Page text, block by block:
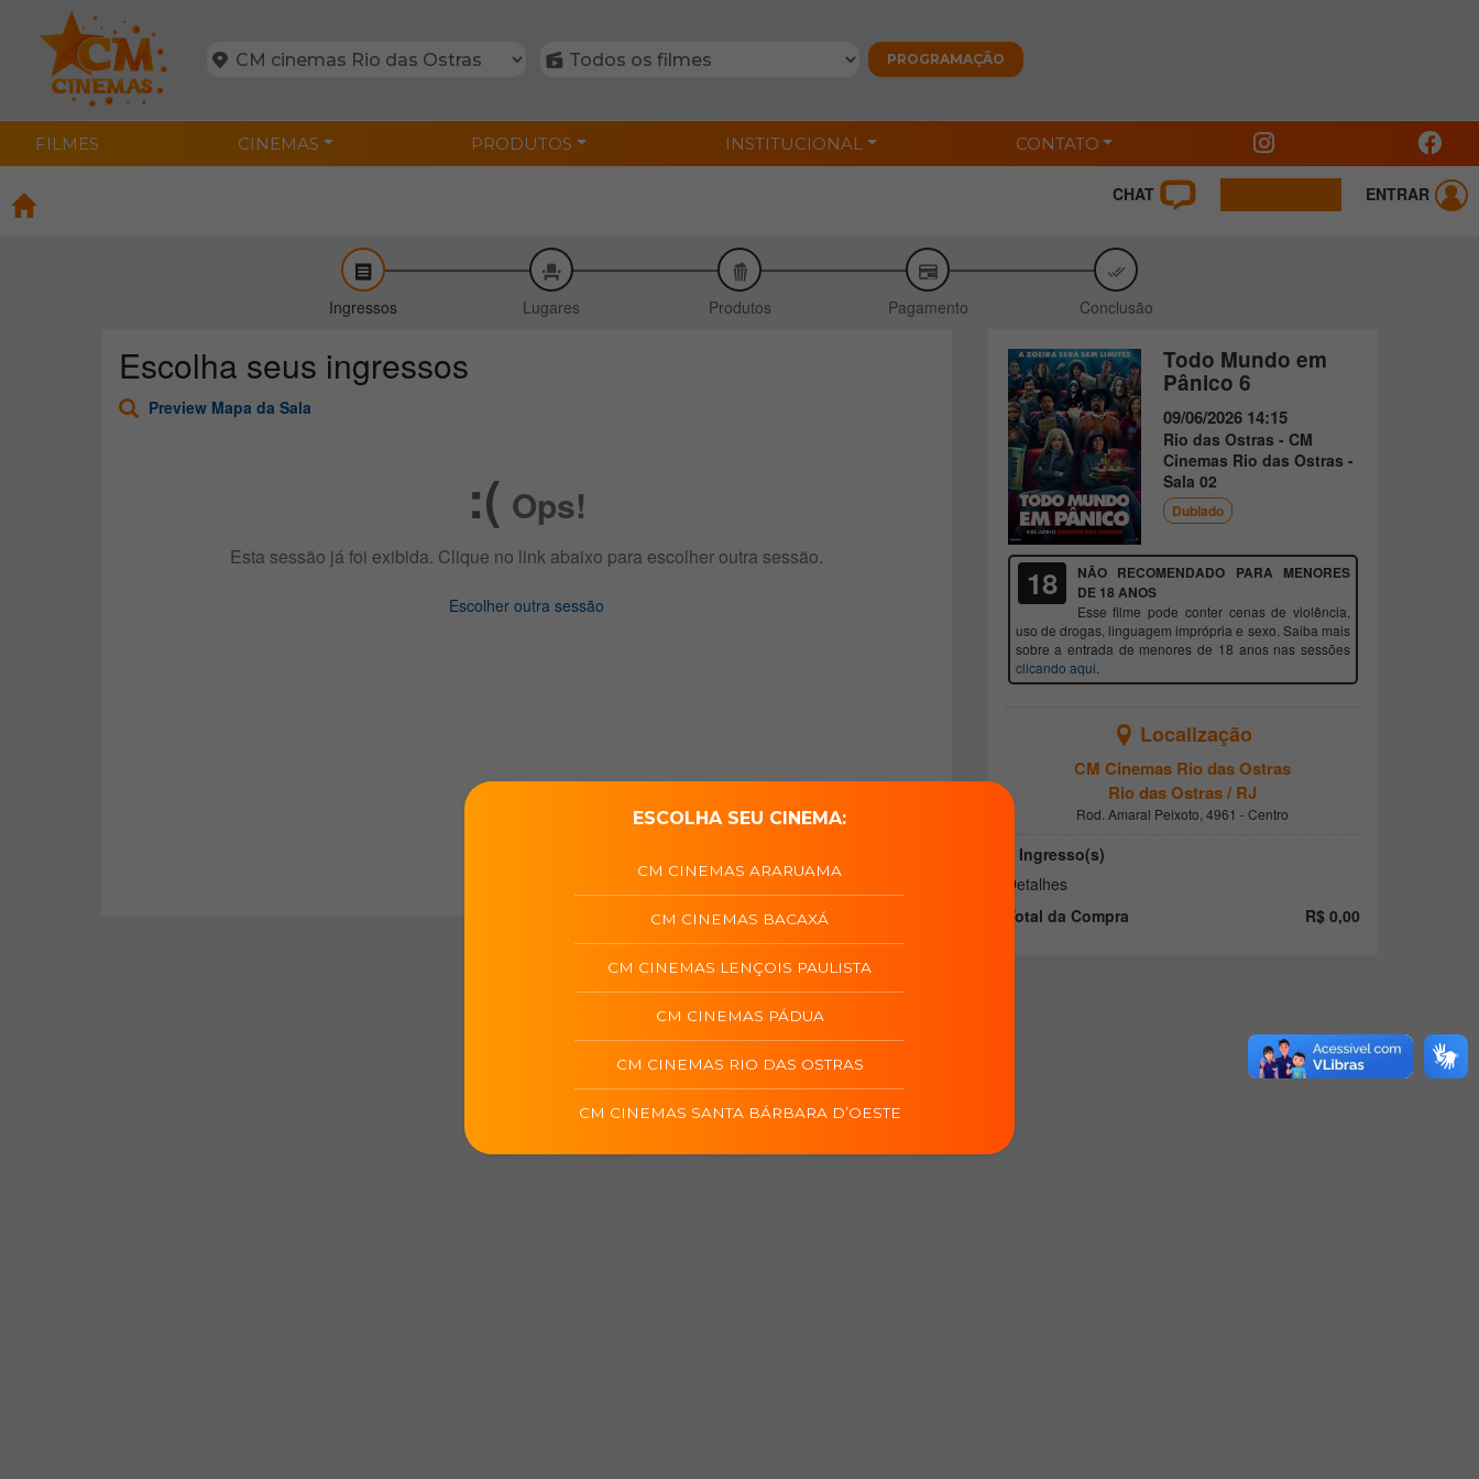
FILMES CINEMAS PRODUTOS INSTITUCIONAL CONTATO
ESCOLHA SEU CINEMA:
CM CINEMAS ARARUAMA
CM CINEMAS BACAXÁ
CM CINEMAS LENÇOIS PAULISTA
CM CINEMAS PÁDUA
CM CINEMAS RIO DAS OSTRAS
CM CINEMAS SANTA BÁRBARA D’OESTE